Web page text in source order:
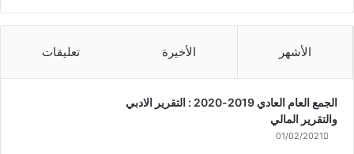
الأشهر الأخيرة تعليقات
الجمع العام العادي 2019-2020 : التقرير الادبي
والتقرير المالي
01/02/2021